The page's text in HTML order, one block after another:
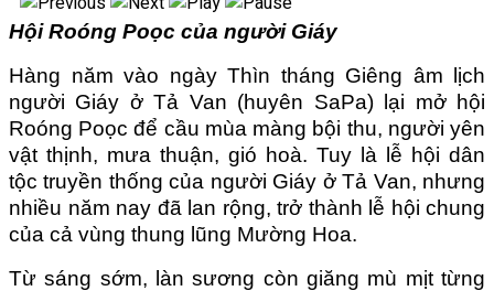
Hội Roóng Poọc của người Giáy
Hàng năm vào ngày Thìn tháng Giêng âm lịch
người Giáy ở Tả Van (huyên SaPa) lại mở hội
Roóng Poọc để cầu mùa màng bội thu, người yên
vật thịnh, mưa thuận, gió hoà. Tuy là lễ hội dân
tộc truyền thống của người Giáy ở Tả Van, nhưng
nhiều năm nay đã lan rộng, trở thành lễ hội chung
của cả vùng thung lũng Mường Hoa.
Từ sáng sớm, làn sương còn giăng mù mịt từng